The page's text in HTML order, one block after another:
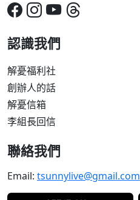
認識我們
解憂福利社
創辦人的話
解憂信箱
李組長回信
聯絡我們
Email: tsunnylive@gmail.com